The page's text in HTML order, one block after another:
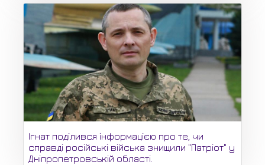
Ігнат поділився інформацією про те, чи
справді російські війська знищили "Патріот" у
Дніпропетровській області.